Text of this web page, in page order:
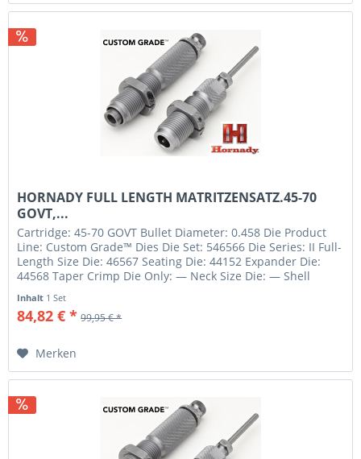
HORNADY FULL LENGTH MATRITZENSATZ.45-70
GOVT,...
Cartridge: 45-70 GOVT Bullet Diameter: 0.458 Die Product
Line: Custom Grade™ Dies Die Set: 546566 Die Series: II Full-
Length Size Die: 46567 Seating Die: 44152 Expander Die:
44568 Taper Crimp Die Only: — Neck Size Die: — Shell
Inhalt 1 Set
84,82 € * 99,95 € *
Merken